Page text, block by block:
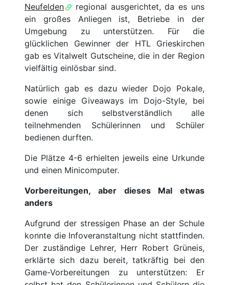
Neufelden
regional ausgerichtet, da es uns
ein großes Anliegen ist, Betriebe in der
Umgebung zu unterstützen. Für die
glücklichen Gewinner der HTL Grieskirchen
gab es Vitalwelt Gutscheine, die in der Region
vielfältig einlösbar sind.
Natürlich gab es dazu wieder Dojo Pokale,
sowie einige Giveaways im Dojo-Style, bei
denen sich selbstverständlich alle
teilnehmenden Schülerinnen und Schüler
bedienen durften.
Die Plätze 4-6 erhielten jeweils eine Urkunde
und einen Minicomputer.
Vorbereitungen, aber dieses Mal etwas
anders
Aufgrund der stressigen Phase an der Schule
konnte die Infoveranstaltung nicht stattfinden.
Der zuständige Lehrer, Herr Robert Grüneis,
erklärte sich dazu bereit, tatkräftig bei den
Game-Vorbereitungen zu unterstützen: Er